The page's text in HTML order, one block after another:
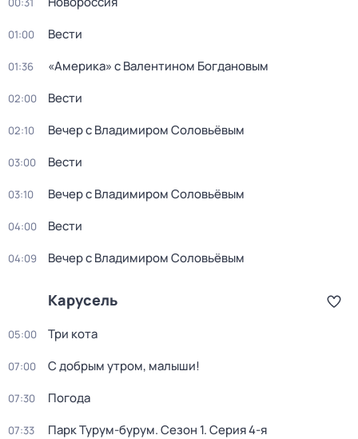
01:00 Вести
01:36 «Америка» с Валентином Богдановым
02:00 Вести
02:10 Вечер с Владимиром Соловьёвым
03:00 Вести
03:10 Вечер с Владимиром Соловьёвым
04:00 Вести
04:09 Вечер с Владимиром Соловьёвым
Карусель
05:00 Три кота
07:00 С добрым утром, малыши!
07:30 Погода
07:33 Парк Турум-бурум. Сезон 1. Серия 4-я